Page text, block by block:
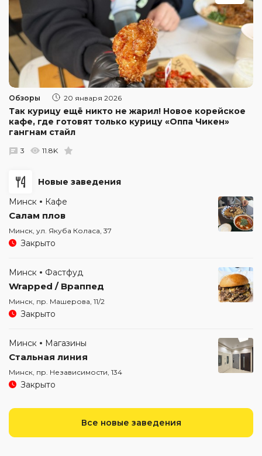
Обзоры 20 января 2026
Так курицу ещё никто не жарил! Новое корейское
кафе, где готовят только курицу «Оппа Чикен»
гангнам стайл
3 11.8K
Новые заведения
Минск
Кафе
Салам плов
Минск, ул. Якуба Коласа, 37
Закрыто
Минск Фастфуд
Wrapped / Враппед
Минск, пр. Машерова, 11/2
Закрыто
Минск Магазины
Стальная линия
Минск, пр. Независимости, 134
Закрыто
Все новые заведения